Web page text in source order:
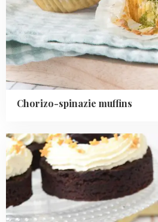
Chorizo-spinazie muffins
Read
more
about
Brownie-
kersen
gebakjes